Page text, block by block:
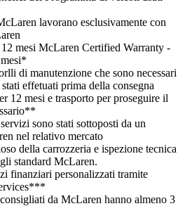
lavorano esclusivamente con
mesi McLaren Certified Warranty -
di manutenzione che sono necessari
effetuati prima della consegna
12 mesi e trasporto per proseguire il
sono stati sottoposti da un
nel relativo mercato
della carrozzeria e ispezione tecnica
standard McLaren.
finanziari personalizzati tramite
da McLaren hanno almeno 3